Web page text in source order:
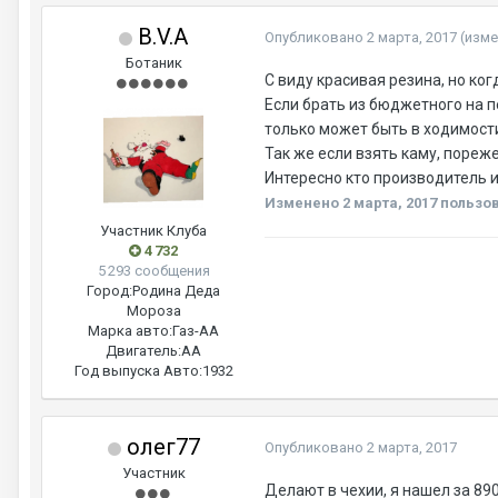
B.V.A
Ботаник
Участник Клуба
4 732
5 293 сообщения
Город:Родина Деда
Мороза
Марка авто:Газ-АА
Двигатель:АА
Год выпуска Авто:1932
Опубликовано 2 марта, 2017
С виду красивая резина, но
Если брать из бюджетного на
только может быть в
Так же если взять каму,
Интересно кто производитель
Изменено 2 марта, 2017
олег77
Участник
Опубликовано 2 марта, 2017
Делают в чехии, я нашел за